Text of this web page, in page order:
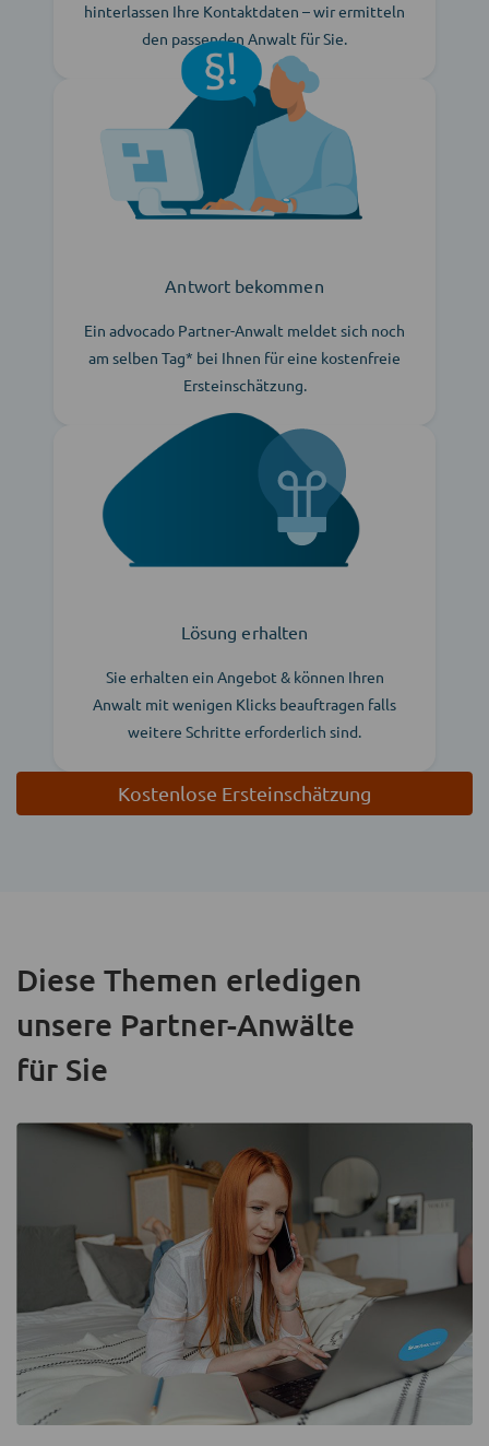
hinterlassen Ihre Kontaktdaten – wir ermitteln
den passenden Anwalt für Sie.
Antwort bekommen
Ein advocado Partner-Anwalt meldet sich noch
am selben Tag* bei Ihnen für eine kostenfreie
Ersteinschätzung.
Lösung erhalten
Sie erhalten ein Angebot & können Ihren
Anwalt mit wenigen Klicks beauftragen falls
weitere Schritte erforderlich sind.
Kostenlose Ersteinschätzung
Diese Themen erledigen
unsere Partner-Anwälte
für Sie